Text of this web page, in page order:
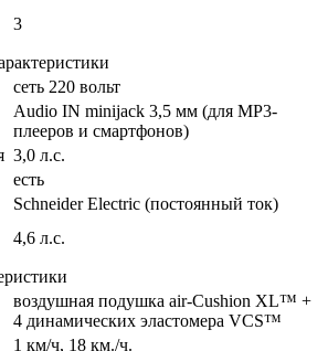
3
сеть 220 вольт
Audio IN minijack 3,5 мм (для MP3-
плееров и смартфонов)
3,0 л.с.
есть
Schneider Electric (постоянный ток)
4,6 л.с.
воздушная подушка air-Cushion XL™ +
4 динамических эластомера VCS™
1 км/ч, 18 км./ч.